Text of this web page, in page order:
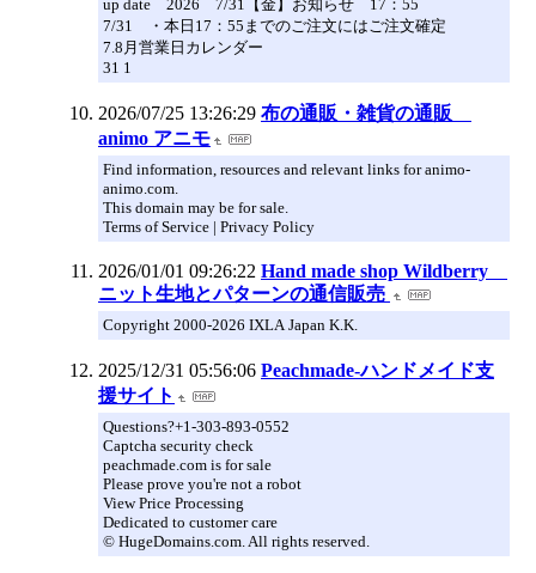
up date 2026 7/31【金】お知らせ 17：55
7/31 ・本日17：55までのご注文にはご注文確定
7.8月営業日カレンダー
31 1
2026/07/25 13:26:29 布の通販・雑貨の通販
animo アニモ
Find information, resources and relevant links for animo-
animo.com.
This domain may be for sale.
Terms of Service | Privacy Policy
2026/01/01 09:26:22 Hand made shop Wildberry
ニット生地とパターンの通信販売
Copyright 2000-2026 IXLA Japan K.K.
2025/12/31 05:56:06 Peachmade-ハンドメイド支
援サイト
Questions?+1-303-893-0552
Captcha security check
peachmade.com is for sale
Please prove you're not a robot
View Price Processing
Dedicated to customer care
© HugeDomains.com. All rights reserved.